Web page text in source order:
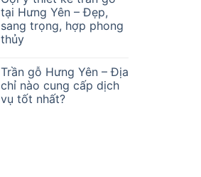
tại Hưng Yên – Đẹp,
sang trọng, hợp phong
thủy
Trần gỗ Hưng Yên – Địa
chỉ nào cung cấp dịch
vụ tốt nhất?